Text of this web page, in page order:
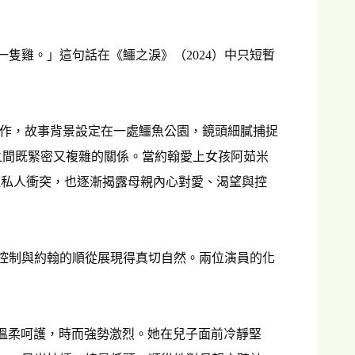
雞。」這句話在《鱷之淚》（2024）中只短暫
，故事背景設定在一處鱷魚公園，鏡頭細膩捕捉
間既緊密又複雜的關係。當約翰愛上女孩阿茹米
人衝突，也逐漸揭露母親內心對愛、渴望與控
制與約翰的順從展現得真切自然。兩位演員的化
柔呵護，時而強勢激烈。她在兒子面前冷靜堅